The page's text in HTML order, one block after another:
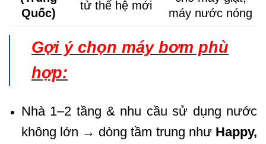
Quốc)
tử thế hệ mới
máy nước nóng
Gợi ý chọn máy bơm phù
hợp:
Nhà 1–2 tầng & nhu cầu sử dụng nước
không lớn → dòng tầm trung như Happy,